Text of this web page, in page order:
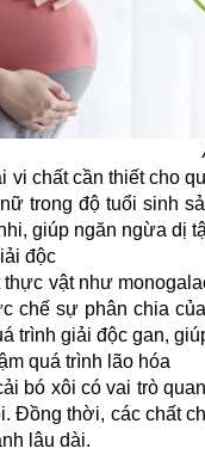
vi chất cần thiết cho
trong độ tuổi sinh
giúp ngăn ngừa dị
độc
vật như
chế sự phân chia
trình giải độc gan,
quá trình lão hóa
bó xôi có vai trò
thời, các chất
lâu dài.